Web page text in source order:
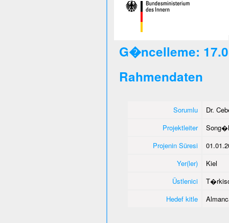
G�ncelleme:
Rahmendaten
Sorumlu
Dr.
Projektleiter
Projenin Süresi
Yer(ler)
Kiel
Üstlenici
Hedef kitle